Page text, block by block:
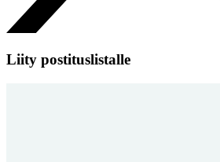
Liity postituslistalle